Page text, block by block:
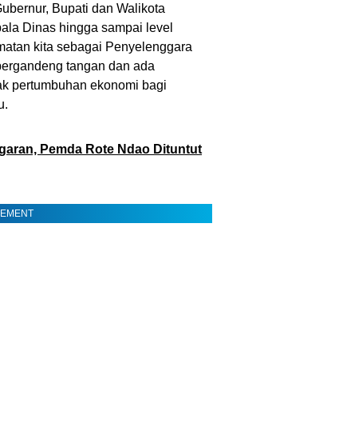
Bupati dan Walikota
Dinas hingga sampai level
kita sebagai Penyelenggara
tangan dan ada
pertumbuhan ekonomi bagi
Pemda Rote Ndao Dituntut